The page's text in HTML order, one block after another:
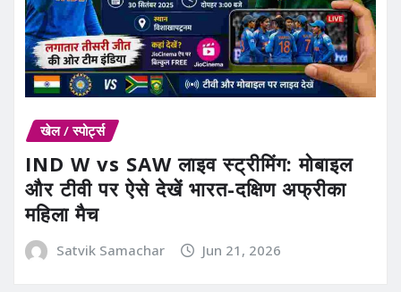
खेल / स्पोर्ट्स
IND W vs SAW लाइव स्ट्रीमिंग: मोबाइल
और टीवी पर ऐसे देखें भारत-दक्षिण अफ्रीका
महिला मैच
Satvik Samachar Jun 21, 2026